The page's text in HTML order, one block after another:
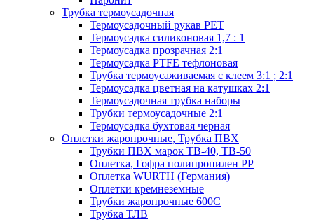
Трубка термоусадочная
Термоусадочный рукав PET
Термоусадка силиконовая 1,7 : 1
Термоусадка прозрачная 2:1
Термоусадка PTFE тефлоновая
Трубка термоусаживаемая с клеем 3:1 ; 2:1
Термоусадка цветная на катушках 2:1
Термоусадочная трубка наборы
Трубки термоусадочные 2:1
Термоусадка бухтовая черная
Оплетки жаропрочные, Трубка ПВХ
Трубки ПВХ марок ТВ-40, ТВ-50
Оплетка, Гофра полипропилен PP
Оплетка WURTH (Германия)
Оплетки кремнеземные
Трубки жаропрочные 600С
Трубка ТЛВ